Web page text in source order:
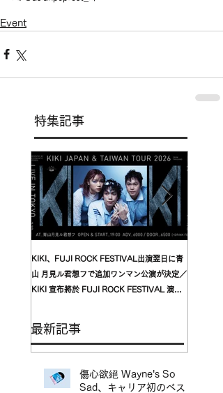
Event
特集記事
KIKI、FUJI ROCK FESTIVAL出演翌日に青
山 月見ル君想フで追加ワンマン公演が決定／
KIKI 宣布將於 FUJI ROCK FESTIVAL 演出
最新記事
傷心欲絕 Wayne's So
Sad、キャリア初のベスト